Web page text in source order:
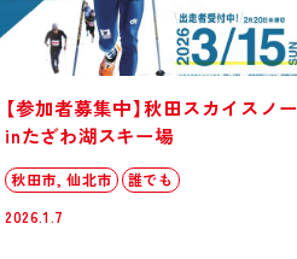
【参加者募集中】秋田スカイスノー
inたざわ湖スキー場
秋田市, 仙北市
誰でも
2026.1.7